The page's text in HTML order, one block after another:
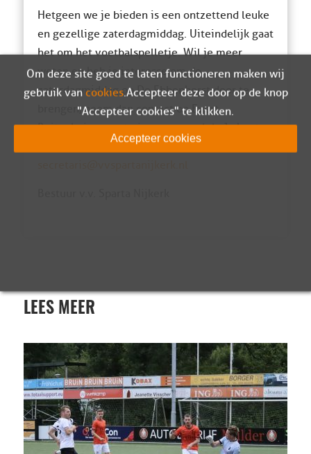
Hetgeen we je bieden is een ontzettend leuke
en gezellige zaterdagmiddag. Uiteindelijk gaat
het om het voetbalspelletje. Wil je meer
weten en heb je interesse om de
zaterdagmiddag op De Ebbenhorst door te
brengen, neem dan contact op Evert
Buitenhuis, secretaris van onze club. Je kunt
hem bellen: M: 06 – 36 11 01 16 of mailen:
LEES MEER
Om deze site goed te laten functioneren maken wij
gebruik van cookies. Accepteer deze door op de knop
"Accepteer cookies" te klikken.
Accepteer cookies